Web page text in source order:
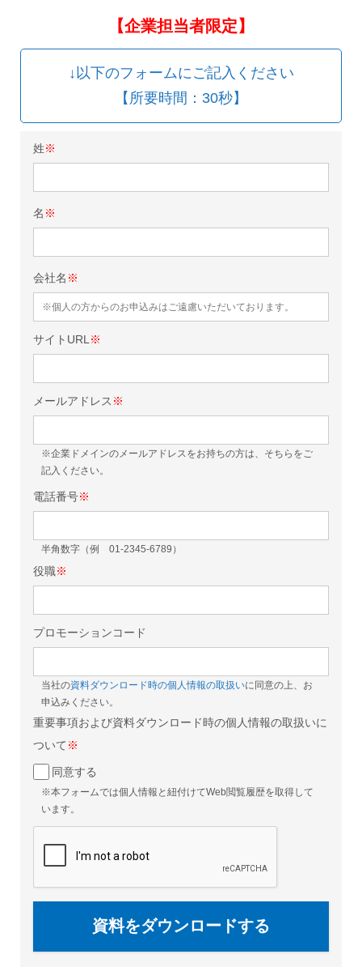
【企業担当者限定】
↓以下のフォームにご記入ください
【所要時間：30秒】
姓※
名 ※
会社名 ※
サイトURL ※
メールアドレス ※
※企業ドメインのメールアドレスをお持ちの方は、そちらをご
記入ください。
電話番号※
半角数字（例 01-2345-6789）
役職※
プロモーションコード
当社の資料ダウンロード時の個人情報の取扱いに同意の上、お
申込みください。
重要事項および資料ダウンロード時の個人情報の取扱いに
ついて ※
同意する
※本フォームでは個人情報と紐付けてWeb閲覧履歴を取得して
います。
資料をダウンロードする